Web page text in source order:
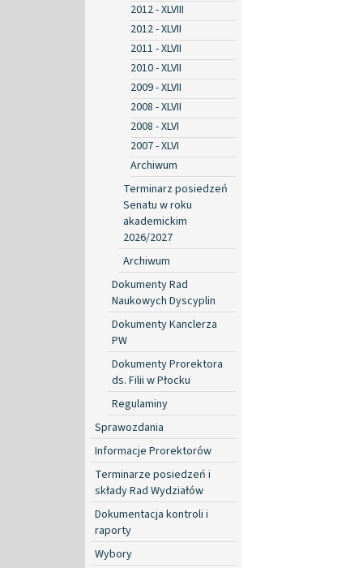
2012 - XLVIII
2012 - XLVII
2011 - XLVII
2010 - XLVII
2009 - XLVII
2008 - XLVII
2008 - XLVI
2007 - XLVI
Archiwum
Terminarz posiedzeń
Senatu w roku
akademickim
2026/2027
Archiwum
Dokumenty Rad
Naukowych Dyscyplin
Dokumenty Kanclerza
PW
Dokumenty Prorektora
ds. Filii w Płocku
Regulaminy
Sprawozdania
Informacje Prorektorów
Terminarze posiedzeń i
składy Rad Wydziałów
Dokumentacja kontroli i
raporty
Wybory